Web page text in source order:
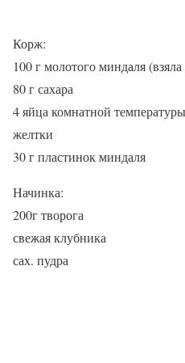
Корж:
100 г молотого миндаля
80 г сахара
4 яйца комнатной
желтки
30 г пластинок миндаля
Начинка:
200г творога
свежая клубника
сах. пудра